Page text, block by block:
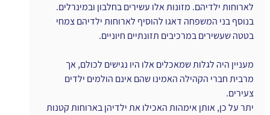
לארוחות ילדיהם. מזונות אלו עשירים בחלבון ובמינרלים.
בנוסף בני המשפחה דאגו להוסיף לארוחות ילדיהם צמחי
בטטה שעשירים במרכיבים תזונתיים חיוניים.
מעניין היה לגלות שמאכלים אלו היו נגישים לכולם, אך
מרבית חברי הקהילה האמינו שהם אינם הולמים ילדים
צעירים.
יתר על כן, אותן אימהות האכילו את ילדיהן בארוחות קטנות